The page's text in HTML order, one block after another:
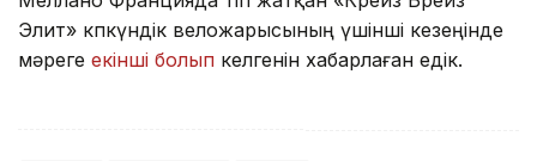
Элит» көпкүндік веложарысының үшінші кезеңінде
мәреге екінші болып келгенін хабарлаған едік.